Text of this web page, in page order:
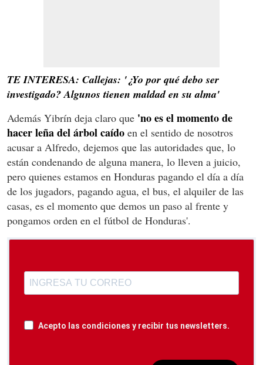
TE INTERESA: Callejas: '¿Yo por qué debo ser
investigado? Algunos tienen maldad en su alma'
Además Yibrín deja claro que 'no es el momento de
hacer leña del árbol caído en el sentido de nosotros
acusar a Alfredo, dejemos que las autoridades que, lo
están condenando de alguna manera, lo lleven a juicio,
pero quienes estamos en Honduras pagando el día a día
de los jugadors, pagando agua, el bus, el alquiler de las
casas, es el momento que demos un paso al frente y
pongamos orden en el fútbol de Honduras'.
Acepto las condiciones y recibir tus newsletters.